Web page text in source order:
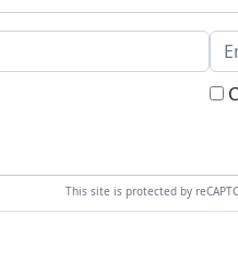
This site is protected by